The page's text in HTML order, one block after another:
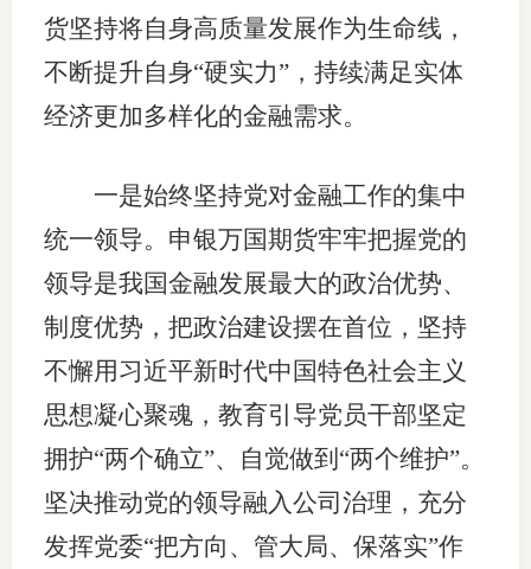
货坚持将自身高质量发展作为生命线，
不断提升自身“硬实力”，持续满足实体
经济更加多样化的金融需求。
一是始终坚持党对金融工作的集中
统一领导。申银万国期货牢牢把握党的
领导是我国金融发展最大的政治优势、
制度优势，把政治建设摆在首位，坚持
不懈用习近平新时代中国特色社会主义
思想凝心聚魂，教育引导党员干部坚定
拥护“两个确立”、自觉做到“两个维护”。
坚决推动党的领导融入公司治理，充分
发挥党委“把方向、管大局、保落实”作